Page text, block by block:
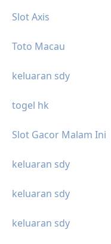
Slot Axis
Toto Macau
keluaran sdy
togel hk
Slot Gacor Malam Ini
keluaran sdy
keluaran sdy
keluaran sdy